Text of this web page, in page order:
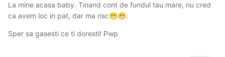
La mine acasa baby. Tinand cont de fundul tau mare, nu cred
ca avem loc in pat, dar ma risc😬😬.
Sper sa gasesti ce ti doresti! Pwp